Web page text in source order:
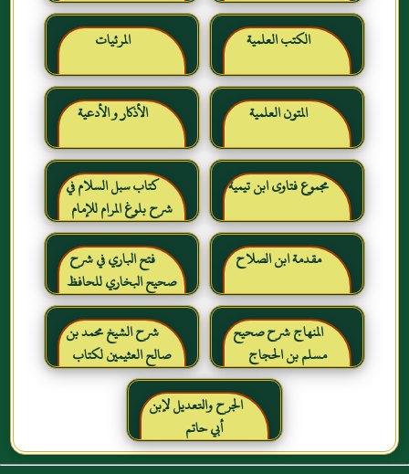
الكتب العلمية المرئيات
المتون العلمية الأذكار و الأدعية
مجموع فتاوى ابن تيمية
كتاب سبل السلام في
شرح بلوغ المرام للإمام
الصنعاني رحمه الله
مقدمة ابن الصلاح
فتح الباري في شرح
صحيح البخاري للحافظ
ابن حجر العسقلاني
المنهاج شرح صحيح
مسلم بن الحجاج
شرح الشيخ محمد بن
صالح العثيمين لكتاب
رياض الصالحين للإمام
النووي رحمهم الله تعالىالجرح والتعديل لإبن
أبي حاتم